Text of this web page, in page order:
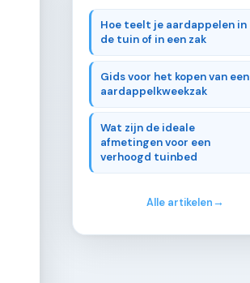
Hoe teelt je aardappelen in
de tuin of in een zak
Gids voor het kopen van een
aardappelkweekzak
Wat zijn de ideale
afmetingen voor een
verhoogd tuinbed
Alle artikelen